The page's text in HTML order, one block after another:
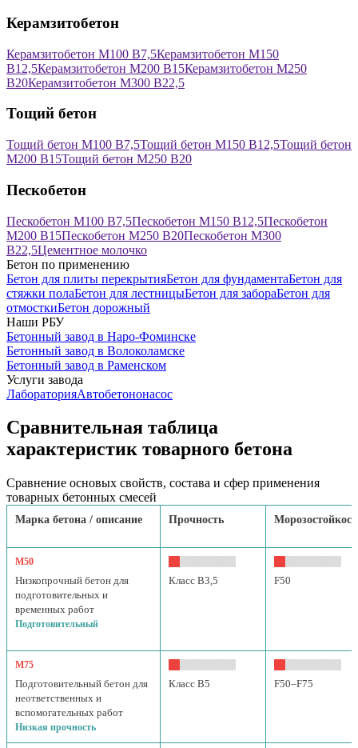
Керамзитобетон
Керамзитобетон М100 В7,5Керамзитобетон М150
В12,5Керамзитобетон М200 В15Керамзитобетон М250
В20Керамзитобетон М300 В22,5
Тощий бетон
Тощий бетон М100 В7,5Тощий бетон М150 В12,5Тощий бетон
М200 В15Тощий бетон М250 В20
Пескобетон
Пескобетон М100 В7,5Пескобетон М150 В12,5Пескобетон
М200 В15Пескобетон М250 В20Пескобетон М300
В22,5Цементное молочко
Бетон по применению
Бетон для плиты перекрытияБетон для фундаментаБетон для
стяжки полаБетон для лестницыБетон для забораБетон для
отмосткиБетон дорожный
Наши РБУ
Бетонный завод в Наро-Фоминске
Бетонный завод в Волоколамске
Бетонный завод в Раменском
Услуги завода
ЛабораторияАвтобетононасос
Сравнительная таблица
характеристик товарного бетона
Сравнение основых свойств, состава и сфер применения
товарных бетонных смесей
Марка бетона / описание Прочность
М50
Низкопрочный бетон для
подготовительных и
временных работ
Подготовительный
Класс B3,5 F50
М75
Подготовительный бетон для
неответственных и
вспомогательных работ
Низкая прочность
Класс B5 F50–F75